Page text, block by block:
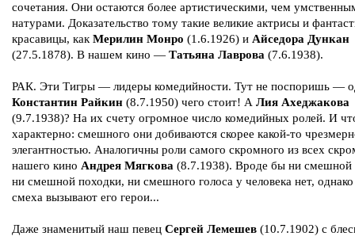
сочетания. Они остаются более артистическими, чем
натурами. Доказательство тому такие великие актрисы и
красавицы, как Мерилин Монро (1.6.1926) и Айседора Дункан
(27.5.1878). В нашем кино — Татьяна Лаврова (7.6.1938).
РАК. Эти Тигры — лидеры комедийности. Тут не поспоришь —
Константин Райкин (8.7.1950) чего стоит! А Лия Ахеджакова
(9.7.1938)? На их счету огромное число комедийных ролей. И
характерно: смешного они добиваются скорее какой-то
элегантностью. Аналогичны роли самого скромного из всех
нашего кино Андрея Мягкова (8.7.1938). Вроде бы ни смешной
ни смешной походки, ни смешного голоса у человека нет, однако
смеха вызывают его герои...
Даже знаменитый наш певец Сергей Лемешев (10.7.1902) с